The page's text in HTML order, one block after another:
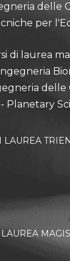
delle
per
di laurea
Ingegneria
delle
- Planetary
LAUREA